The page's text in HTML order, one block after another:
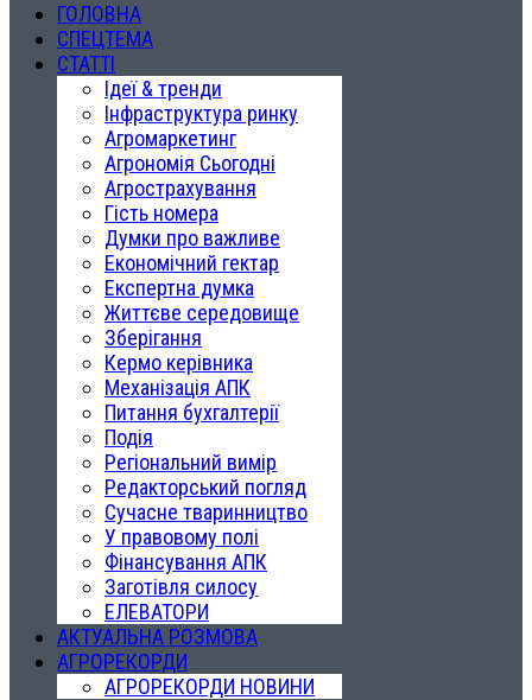
ГОЛОВНА
СПЕЦТЕМА
СТАТТІ
Ідеї & тренди
Інфраструктура ринку
Агромаркетинг
Агрономія Сьогодні
Агрострахування
Гість номера
Думки про важливе
Економічний гектар
Експертна думка
Життєве середовище
Зберігання
Кермо керівника
Механізація АПК
Питання бухгалтерії
Подія
Регіональний вимір
Редакторський погляд
Сучасне тваринництво
У правовому полі
Фінансування АПК
Заготівля силосу
ЕЛЕВАТОРИ
АКТУАЛЬНА РОЗМОВА
АГРОРЕКОРДИ
АГРОРЕКОРДИ НОВИНИ